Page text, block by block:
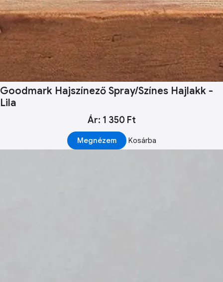
Goodmark Hajszínező Spray/Színes Hajlakk -
Lila
Ár: 1 350 Ft
Megnézem Kosárba